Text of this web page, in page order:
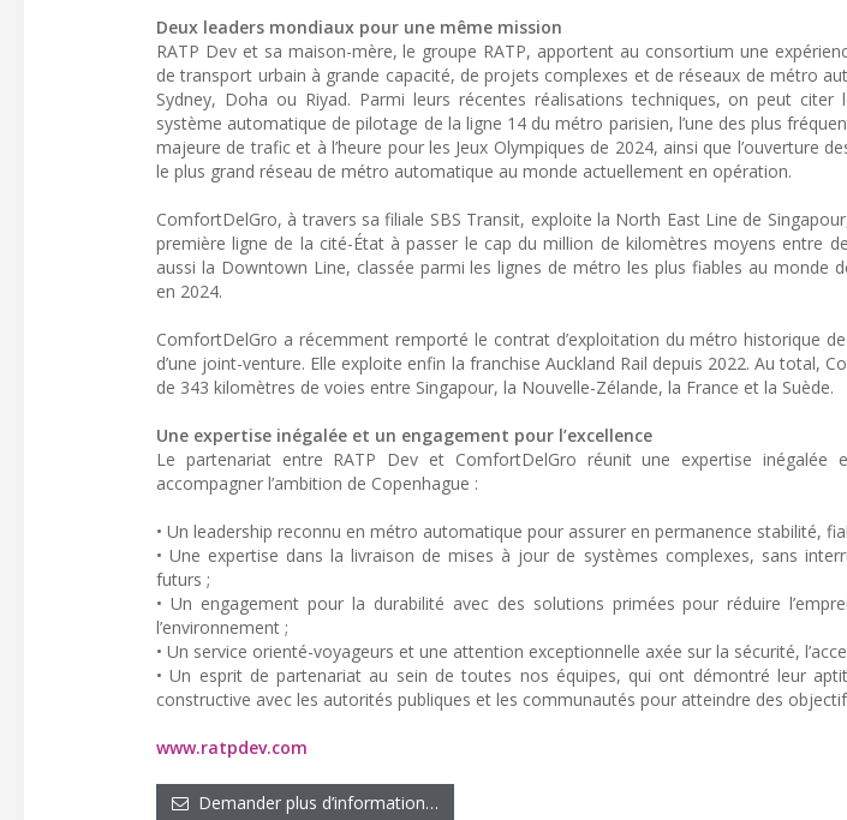
Deux leaders mondiaux pour une même mission
RATP Dev et sa maison-mère, le groupe RATP, apportent au consortium une
de transport urbain à grande capacité, de projets complexes et de réseaux de métro
Sydney, Doha ou Riyad. Parmi leurs récentes réalisations techniques, on peut
système automatique de pilotage de la ligne 14 du métro parisien, l’une des plus
majeure de trafic et à l’heure pour les Jeux Olympiques de 2024, ainsi que l’ouverture
le plus grand réseau de métro automatique au monde actuellement en opération.
ComfortDelGro, à travers sa filiale SBS Transit, exploite la North East Line de
première ligne de la cité-État à passer le cap du million de kilomètres moyens entre
aussi la Downtown Line, classée parmi les lignes de métro les plus fiables au monde
en 2024.
ComfortDelGro a récemment remporté le contrat d’exploitation du métro historique
d’une joint-venture. Elle exploite enfin la franchise Auckland Rail depuis 2022. Au total,
de 343 kilomètres de voies entre Singapour, la Nouvelle-Zélande, la France et la Suède.
Une expertise inégalée et un engagement pour l’excellence
Le partenariat entre RATP Dev et ComfortDelGro réunit une expertise inégalée
accompagner l’ambition de Copenhague :
• Un leadership reconnu en métro automatique pour assurer en permanence stabilité,
• Une expertise dans la livraison de mises à jour de systèmes complexes, sans
futurs ;
• Un engagement pour la durabilité avec des solutions primées pour réduire
l’environnement ;
• Un service orienté-voyageurs et une attention exceptionnelle axée sur la sécurité,
• Un esprit de partenariat au sein de toutes nos équipes, qui ont démontré leur
constructive avec les autorités publiques et les communautés pour atteindre des
www.ratpdev.com
Demander plus d’information…